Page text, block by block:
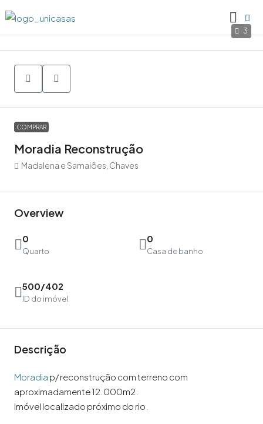
3
COMPRAR
Moradia Reconstrução
Madalena e Samaiões, Chaves
Overview
0
Quarto
0
Casa de banho
500/402
ID do imóvel
Descrição
Moradia p/ reconstrução com terreno com
aproximadamente 12.000m2.
Imóvel localizado próximo do rio.